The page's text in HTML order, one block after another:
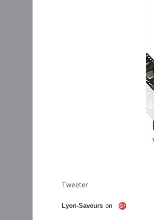
Tweeter
Lyon-Saveurs on